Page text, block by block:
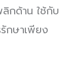
กด้าน ใช้กับ
กษาเพียง